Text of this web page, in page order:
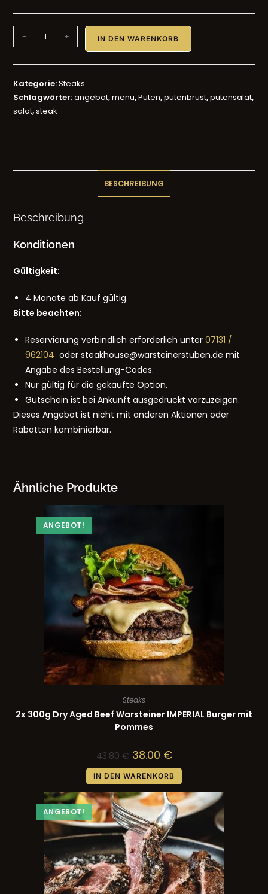
- + IN DEN WARENKORB
Kategorie:Steaks
Schlagwörter:angebot,menu,Puten,putenbrust,putensalat,
salat,steak
BESCHREIBUNG
Beschreibung
Konditionen
Gültigkeit:
4 Monate ab Kauf gültig.
Bitte beachten:
Reservierung verbindlich erforderlich unter07131 /
962104oder steakhouse@warsteinerstuben.de mit
Angabe des Bestellung-Codes.
Nur gültig für die gekaufte Option.
Gutschein ist bei Ankunft ausgedruckt vorzuzeigen.
Dieses Angebot ist nicht mit anderen Aktionen oder
Rabatten kombinierbar.
Ähnliche Produkte
ANGEBOT!
Steaks
2x 300g Dry Aged Beef Warsteiner IMPERIAL Burger mit
Pommes
43.80€ 38.00 €
IN DEN WARENKORB
ANGEBOT!